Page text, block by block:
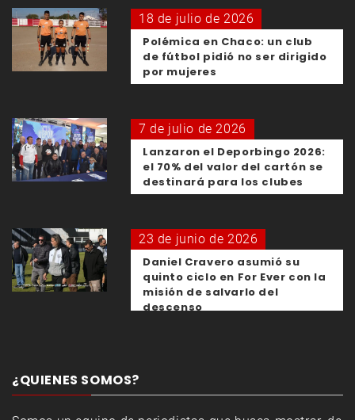
18 de julio de 2026
Polémica en Chaco: un club
de fútbol pidió no ser dirigido
por mujeres
7 de julio de 2026
Lanzaron el Deporbingo 2026:
el 70% del valor del cartón se
destinará para los clubes
23 de junio de 2026
Daniel Cravero asumió su
quinto ciclo en For Ever con la
misión de salvarlo del
descenso
¿QUIENES SOMOS?